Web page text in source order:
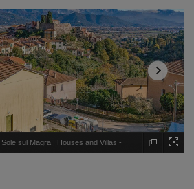
sul Magra | Houses and Villas -